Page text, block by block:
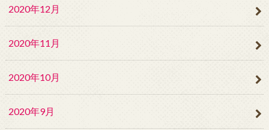
2020年12月
2020年11月
2020年10月
2020年9月